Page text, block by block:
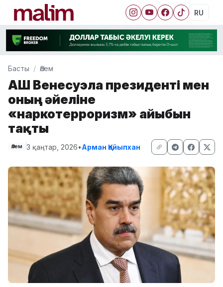
RU
Басты Әлем
АҚШ Венесуэла президенті мен
оның әйеліне
«наркотерроризм» айыбын
тақты
Әлем 3 қаңтар, 2026•Арман Қайыпхан